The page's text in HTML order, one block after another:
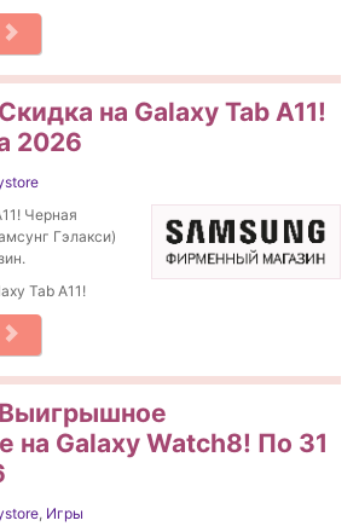
на Galaxy Tab A11!
2026
Черная
Гэлакси)
Tab A11!
на Galaxy Watch8! По 31
, Игры